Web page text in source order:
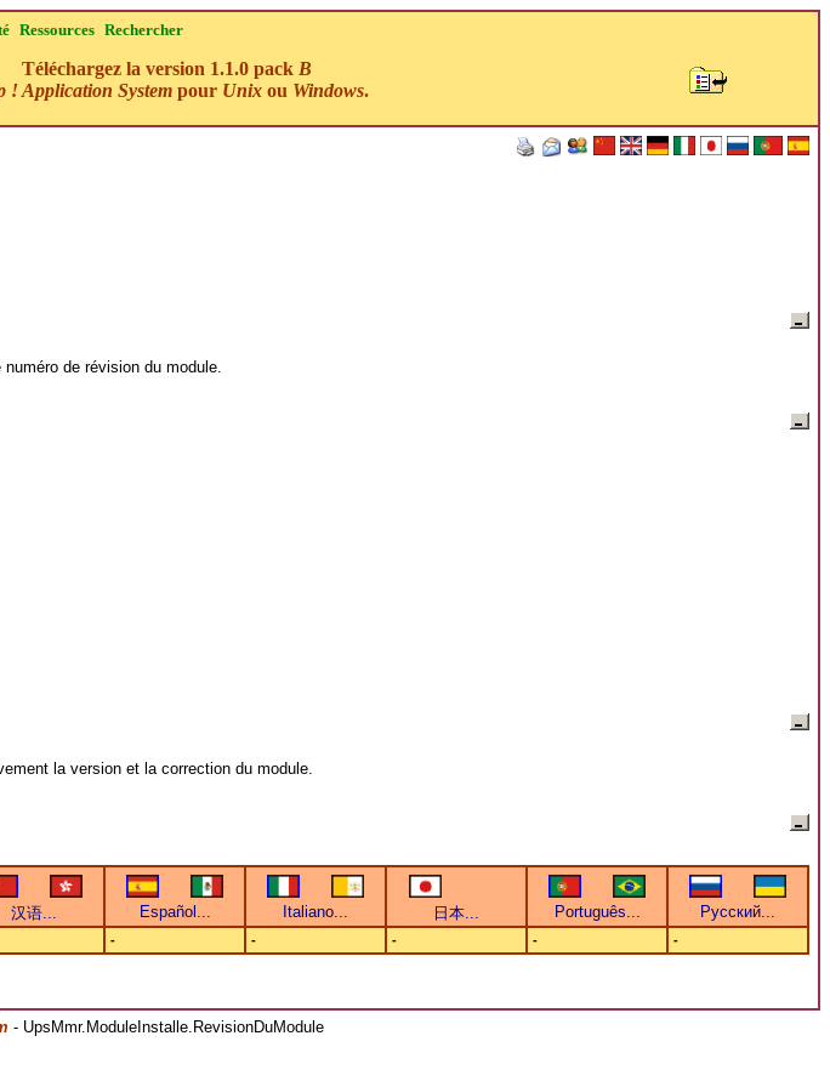
Ressources Rechercher
Téléchargez la version 1.1.0 pack B
! Application Systempour Unixou Windows.
de révision du module.
la version et la correction du module.
- - - - -
- UpsMmr.ModuleInstalle.RevisionDuModule